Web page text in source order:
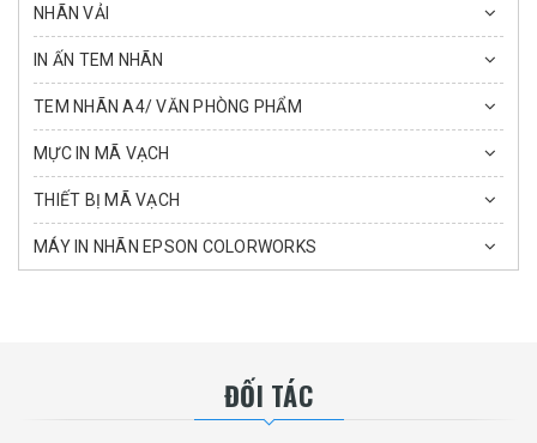
NHÃN VẢI
IN ẤN TEM NHÃN
TEM NHÃN A4/ VĂN PHÒNG PHẨM
MỰC IN MÃ VẠCH
THIẾT BỊ MÃ VẠCH
MÁY IN NHÃN EPSON COLORWORKS
ĐỐI TÁC